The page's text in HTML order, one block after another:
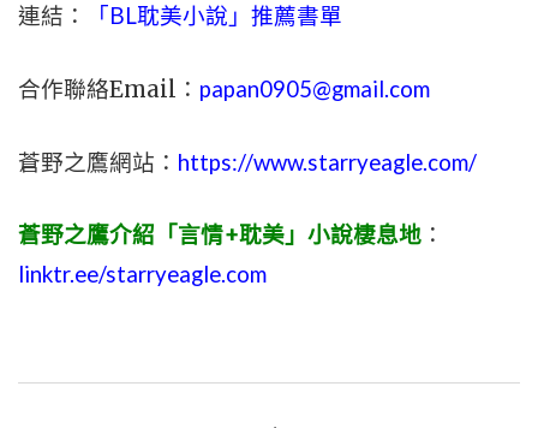
連結： 「BL耽美小說」推薦書單
合作聯絡Email： papan0905@gmail.com
蒼野之鷹網站： https://www.starryeagle.com/
蒼野之鷹介紹「言情+耽美」小說棲息地 ：
linktr.ee/starryeagle.com